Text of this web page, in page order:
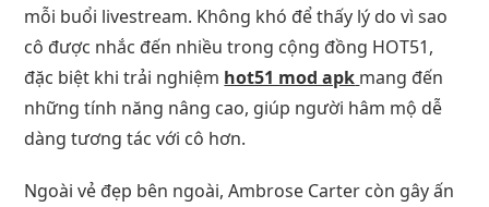
mỗi buổi livestream. Không khó để thấy lý do vì sao
cô được nhắc đến nhiều trong cộng đồng HOT51,
đặc biệt khi trải nghiệm hot51 mod apk mang đến
những tính năng nâng cao, giúp người hâm mộ dễ
dàng tương tác với cô hơn.
Ngoài vẻ đẹp bên ngoài, Ambrose Carter còn gây ấn